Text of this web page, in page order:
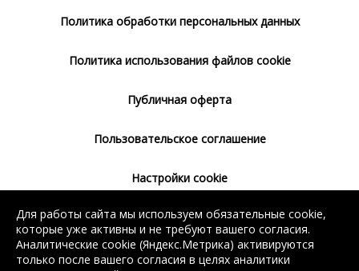
Политика обработки персональных данных
Политика использования файлов cookie
Публичная оферта
Пользовательское соглашение
Настройки cookie
Согласие на использование сервиса
Яндекс.Метрика
Для работы сайта мы используем обязательные cookie,
которые уже активны и не требуют вашего согласия.
Аналитические cookie (Яндекс.Метрика) активируются
только после вашего согласия в целях аналитики